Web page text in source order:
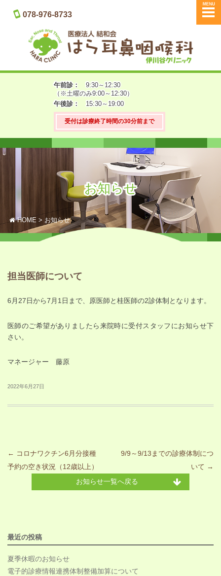
078-976-8733
午前診： 9:30～12:30
（※土曜のみ9:00～12:30）
午後診：
15:30～19:00
受付は診療終了時間の30分前まで
お知らせ
HOME お知らせ
担当医師について
6月27日から7月1日まで、原医師と桂医師の2診体制となります。
医師のご希望がありましたら来院時に受付スタッフにお知らせ下
さい。
マネージャー 藤原
2022年6月27日
Post navigation
← コロナワクチン6月分接種
予約の空き状況（12歳以上）
9/9～9/13までの診療体制につ
いて →
お知らせ一覧へ戻る
最近の投稿
夏季休暇のお知らせ
電子的診療情報連携体制整備加算について